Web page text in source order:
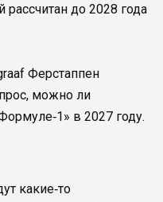
рассчитан до 2028 года
Ферстаппен
можно ли
в 2027 году.
какие‑то